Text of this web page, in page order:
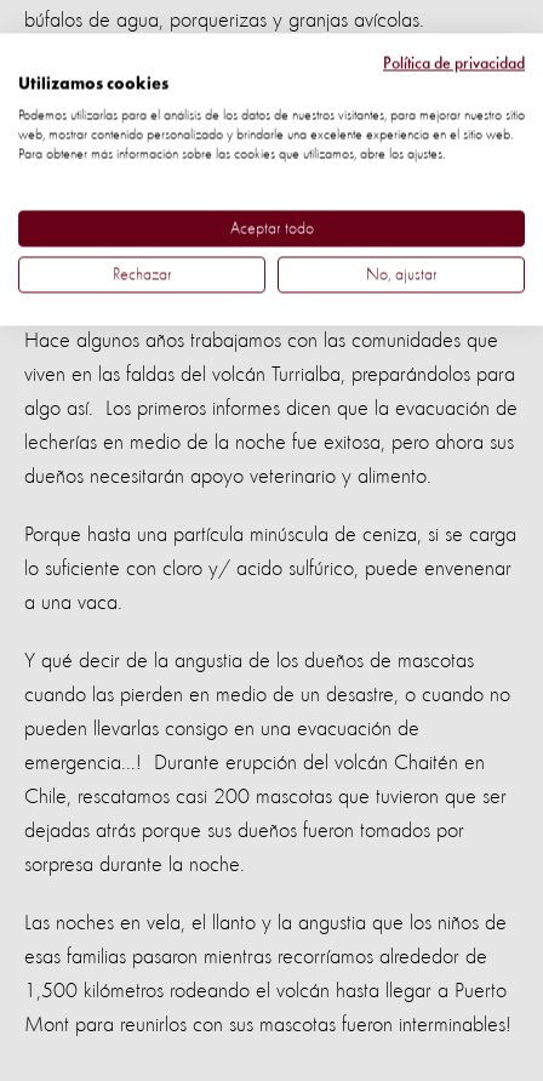
búfalos de agua, porquerizas y granjas avícolas.
Pero no hay que ir tan lejos de casa para demostrar lo
importante que es para las personas el proteger a sus
animales durante y después de una emergencia. Muchas
Costa Rica ante la intoxicaciones de las vacas de leche
con pasto y agua contaminada por la ceniza, y sólo una
evacuación y respuesta rápida las pudo salvar.
Hace algunos años trabajamos con las comunidades que
viven en las faldas del volcán Turrialba, preparándolos para
algo así. Los primeros informes dicen que la evacuación de
lecherías en medio de la noche fue exitosa, pero ahora sus
dueños necesitarán apoyo veterinario y alimento.
Porque hasta una partícula minúscula de ceniza, si se carga
lo suficiente con cloro y/ acido sulfúrico, puede envenenar
a una vaca.
Y qué decir de la angustia de los dueños de mascotas
cuando las pierden en medio de un desastre, o cuando no
pueden llevarlas consigo en una evacuación de
emergencia...! Durante erupción del volcán Chaitén en
Chile, rescatamos casi 200 mascotas que tuvieron que ser
dejadas atrás porque sus dueños fueron tomados por
sorpresa durante la noche.
Las noches en vela, el llanto y la angustia que los niños de
esas familias pasaron mientras recorríamos alrededor de
1,500 kilómetros rodeando el volcán hasta llegar a Puerto
Mont para reunirlos con sus mascotas fueron interminables!
Política de privacidad
Utilizamos cookies
Podemos utilizarlas para el análisis de los datos de nuestros visitantes, para mejorar nuestro sitio
web, mostrar contenido personalizado y brindarle una excelente experiencia en el sitio web.
Para obtener más información sobre las cookies que utilizamos, abre los ajustes.
Aceptar todo
Rechazar No, ajustar